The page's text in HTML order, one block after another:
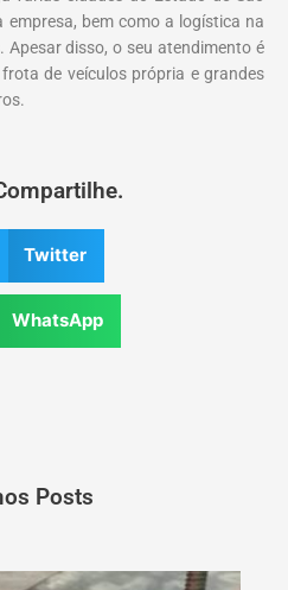
bem como a logística na
disso, o seu atendimento é
de veículos própria e grandes
Twitter
WhatsApp
Posts